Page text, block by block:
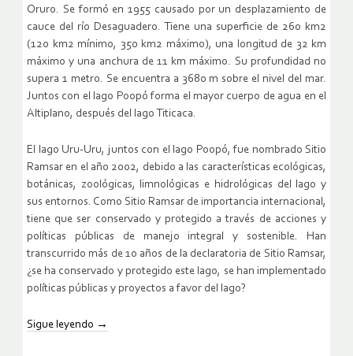
Oruro. Se formó en 1955 causado por un desplazamiento de
cauce del río Desaguadero. Tiene una superficie de 260 km2
(120 km2 mínimo, 350 km2 máximo), una longitud de 32 km
máximo y una anchura de 11 km máximo. Su profundidad no
supera 1 metro. Se encuentra a 3680 m sobre el nivel del mar.
Juntos con el lago Poopó forma el mayor cuerpo de agua en el
Altiplano, después del lago Titicaca.
El lago Uru-Uru, juntos con el lago Poopó, fue nombrado Sitio
Ramsar en el año 2002, debido a las características ecológicas,
botánicas, zoológicas, limnológicas e hidrológicas del lago y
sus entornos. Como Sitio Ramsar de importancia internacional,
tiene que ser conservado y protegido a través de acciones y
políticas públicas de manejo integral y sostenible. Han
transcurrido más de 10 años de la declaratoria de Sitio Ramsar,
¿se ha conservado y protegido este lago, se han implementado
políticas públicas y proyectos a favor del lago?
Sigue leyendo →